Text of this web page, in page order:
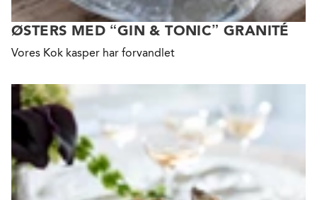
ØSTERS MED “GIN & TONIC” GRANITÉ
Vores Kok kasper har forvandlet